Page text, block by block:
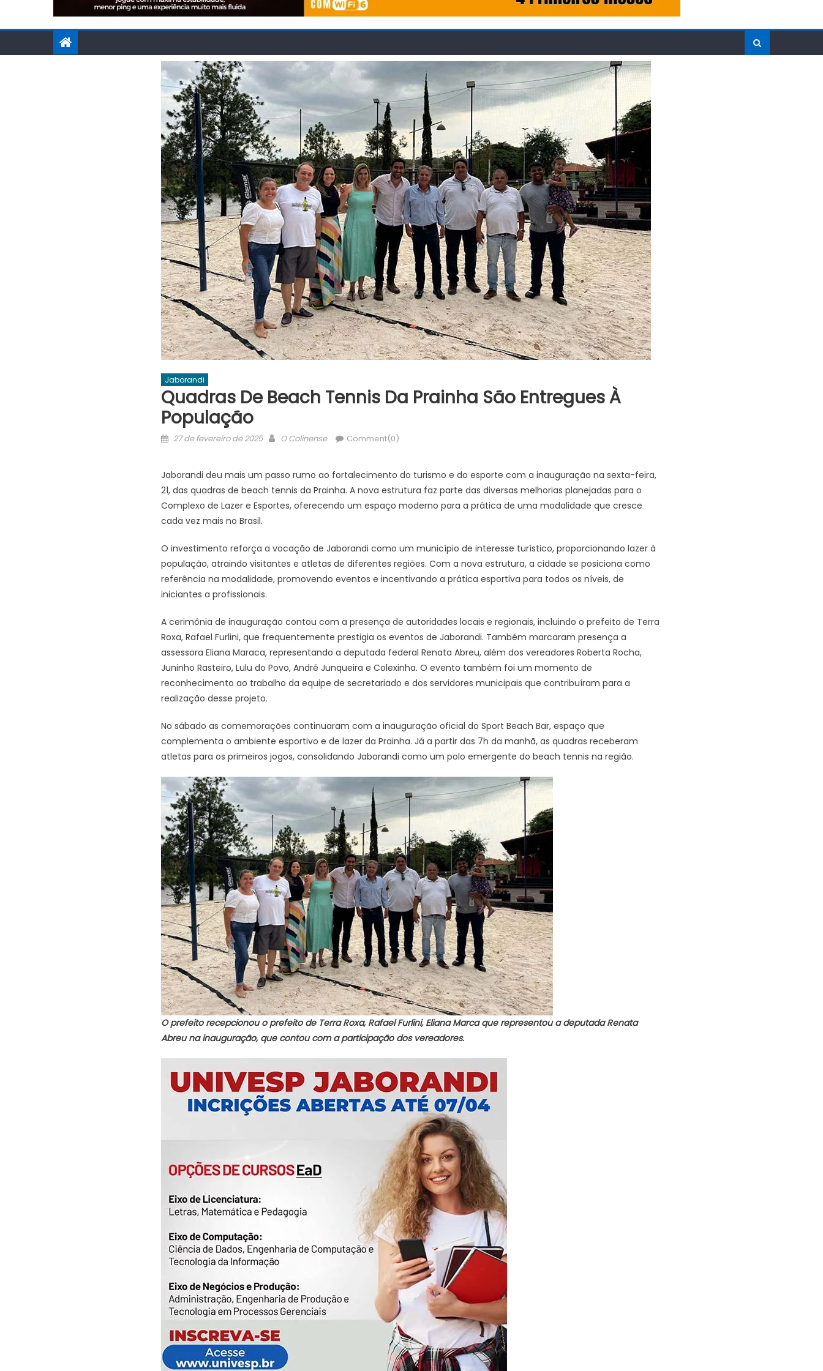
Jaborandi
Quadras De Beach Tennis Da Prainha São Entregues À
População
Posted
27 de fevereiro de 2025 Author
O Colinense Comment(0)
Jaborandi deu mais um passo rumo ao fortalecimento do turismo e do esporte com a inauguração na sexta-feira,
21, das quadras de beach tennis da Prainha. A nova estrutura faz parte das diversas melhorias planejadas para o
Complexo de Lazer e Esportes, oferecendo um espaço moderno para a prática de uma modalidade que cresce
cada vez mais no Brasil.
O investimento reforça a vocação de Jaborandi como um município de interesse turístico, proporcionando lazer à
população, atraindo visitantes e atletas de diferentes regiões. Com a nova estrutura, a cidade se posiciona como
referência na modalidade, promovendo eventos e incentivando a prática esportiva para todos os níveis, de
iniciantes a profissionais.
A cerimônia de inauguração contou com a presença de autoridades locais e regionais, incluindo o prefeito de Terra
Roxa, Rafael Furlini, que frequentemente prestigia os eventos de Jaborandi. Também marcaram presença a
assessora Eliana Maraca, representando a deputada federal Renata Abreu, além dos vereadores Roberta Rocha,
Juninho Rasteiro, Lulu do Povo, André Junqueira e Colexinha. O evento também foi um momento de
reconhecimento ao trabalho da equipe de secretariado e dos servidores municipais que contribuíram para a
realização desse projeto.
No sábado as comemorações continuaram com a inauguração oficial do Sport Beach Bar, espaço que
complementa o ambiente esportivo e de lazer da Prainha. Já a partir das 7h da manhã, as quadras receberam
atletas para os primeiros jogos, consolidando Jaborandi como um polo emergente do beach tennis na região.
O prefeito recepcionou o prefeito de Terra Roxa, Rafael Furlini, Eliana Marca que representou a deputada Renata
Abreu na inauguração, que contou com a participação dos vereadores.